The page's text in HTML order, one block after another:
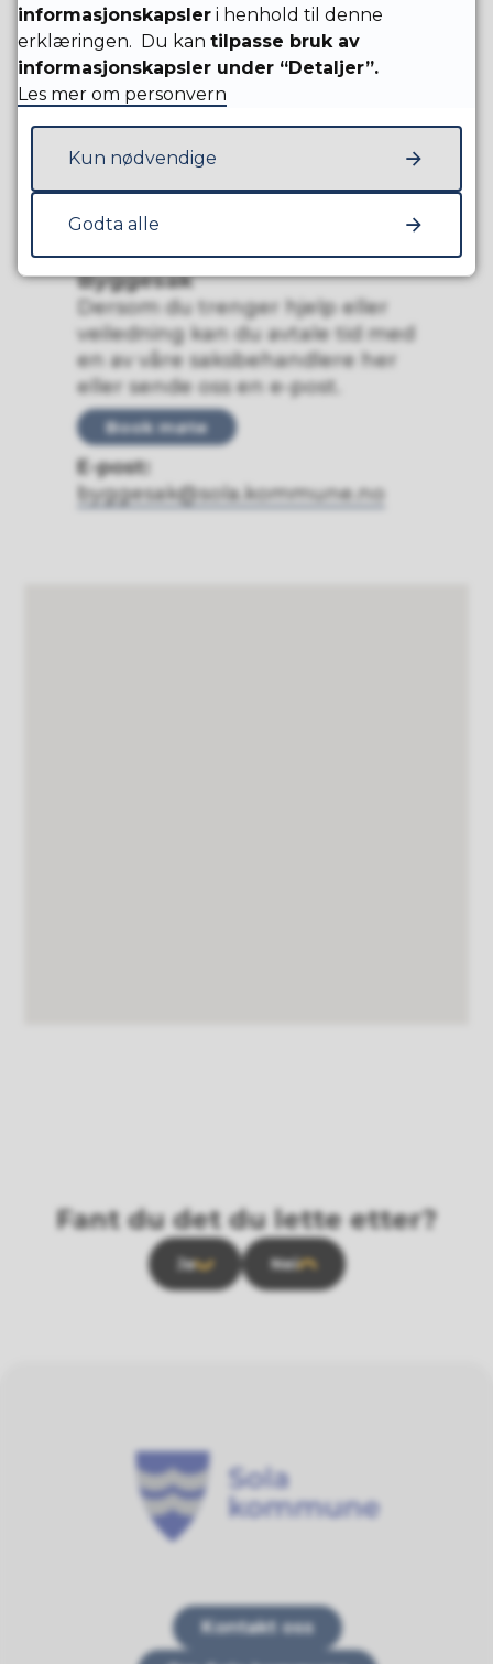
Trenger du hjelp?
Dersom du trenger hjelp eller veiledning
kan duavtale tid med en av våre
Kontakt oss
Byggesak
Dersom du trenger hjelp eller
veiledning kan du avtale tid med
en av våre saksbehandlere her
eller sende oss en e-post.
Book møte
E-post:
byggesak@sola.kommune.no
Fant du det du lette etter?
Ja Nei
Kontakt oss
informasjonskapsler i henhold til denne
erklæringen. Du kan tilpasse bruk av
informasjonskapsler under “Detaljer”.
Les mer om personvern
Kun nødvendige
Godta alle